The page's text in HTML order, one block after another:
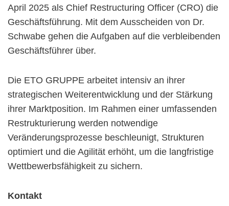
April 2025 als Chief Restructuring Officer (CRO) die
Geschäftsführung. Mit dem Ausscheiden von Dr.
Schwabe gehen die Aufgaben auf die verbleibenden
Geschäftsführer über.
Die ETO GRUPPE arbeitet intensiv an ihrer
strategischen Weiterentwicklung und der Stärkung
ihrer Marktposition. Im Rahmen einer umfassenden
Restrukturierung werden notwendige
Veränderungsprozesse beschleunigt, Strukturen
optimiert und die Agilität erhöht, um die langfristige
Wettbewerbsfähigkeit zu sichern.
Kontakt